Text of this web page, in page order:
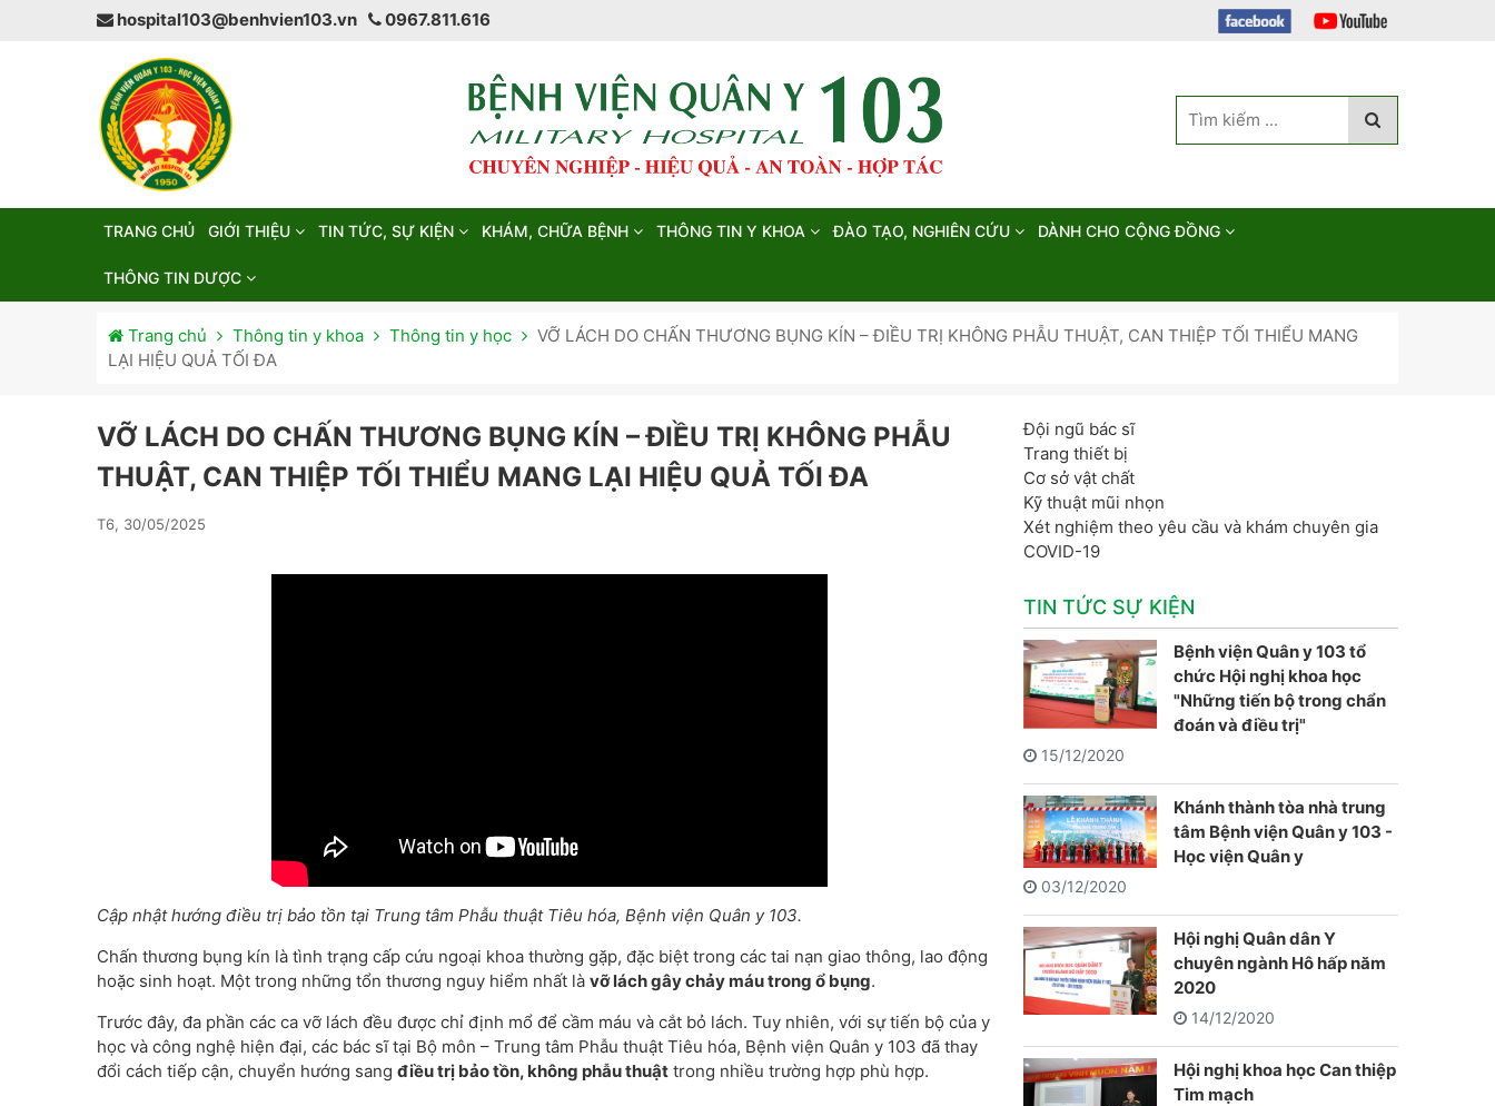
hospital103@benhvien103.vn 0967.811.616
TRANG CHỦ GIỚI THIỆU TIN TỨC, SỰ KIỆN KHÁM, CHỮA BỆNH THÔNG TIN Y KHOA ĐÀO TẠO, NGHIÊN CỨU DÀNH CHO CỘNG ĐỒNG
THÔNG TIN DƯỢC
Trang chủ Thông tin y khoa Thông tin y học
VỠ LÁCH DO CHẤN THƯƠNG BỤNG KÍN – ĐIỀU TRỊ KHÔNG PHẪU THUẬT, CAN THIỆP TỐI THIỂU MANG
LẠI HIỆU QUẢ TỐI ĐA
VỠ LÁCH DO CHẤN THƯƠNG BỤNG KÍN – ĐIỀU TRỊ KHÔNG PHẪU
THUẬT, CAN THIỆP TỐI THIỂU MANG LẠI HIỆU QUẢ TỐI ĐA
T6, 30/05/2025
Cập nhật hướng điều trị bảo tồn tại Trung tâm Phẫu thuật Tiêu hóa, Bệnh viện Quân y 103.
Chấn thương bụng kín là tình trạng cấp cứu ngoại khoa thường gặp, đặc biệt trong các tai nạn giao thông, lao động
hoặc sinh hoạt. Một trong những tổn thương nguy hiểm nhất là vỡ lách gây chảy máu trong ổ bụng.
Trước đây, đa phần các ca vỡ lách đều được chỉ định mổ để cầm máu và cắt bỏ lách. Tuy nhiên, với sự tiến bộ của y
học và công nghệ hiện đại, các bác sĩ tại Bộ môn – Trung tâm Phẫu thuật Tiêu hóa, Bệnh viện Quân y 103 đã thay
đổi cách tiếp cận, chuyển hướng sang điều trị bảo tồn, không phẫu thuật trong nhiều trường hợp phù hợp.
Đội ngũ bác sĩ
Trang thiết bị
Cơ sở vật chất
Kỹ thuật mũi nhọn
Xét nghiệm theo yêu cầu và khám chuyên gia
COVID-19
TIN TỨC SỰ KIỆN
Bệnh viện Quân y 103 tổ
chức Hội nghị khoa học
"Những tiến bộ trong chẩn
đoán và điều trị"
15/12/2020
Khánh thành tòa nhà trung
tâm Bệnh viện Quân y 103 -
Học viện Quân y
03/12/2020
Hội nghị Quân dân Y
chuyên ngành Hô hấp năm
2020
14/12/2020
Hội nghị khoa học Can thiệp
Tim mạch